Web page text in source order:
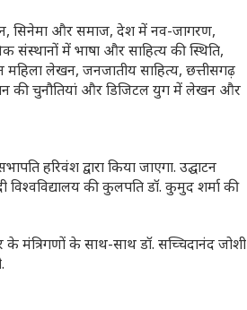
सिनेमा और समाज, देश में नव-जागरण,
संस्थानों में भाषा और साहित्य की स्थिति,
महिला लेखन, जनजातीय साहित्य, छत्तीसगढ़
की चुनौतियां और डिजिटल युग में लेखन और
हरिवंश द्वारा किया जाएगा. उद्घाटन
विश्वविद्यालय की कुलपति डॉ. कुमुद शर्मा की
मंत्रिगणों के साथ-साथ डॉ. सच्चिदानंद जोशी